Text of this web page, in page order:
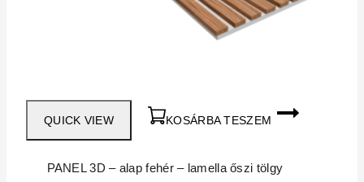
QUICK VIEW KOSÁRBA TESZEM
PANEL 3D – alap fehér – lamella őszi tölgy